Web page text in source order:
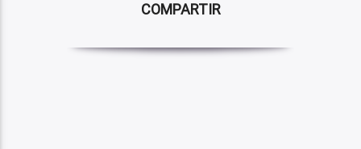
COMPARTIR